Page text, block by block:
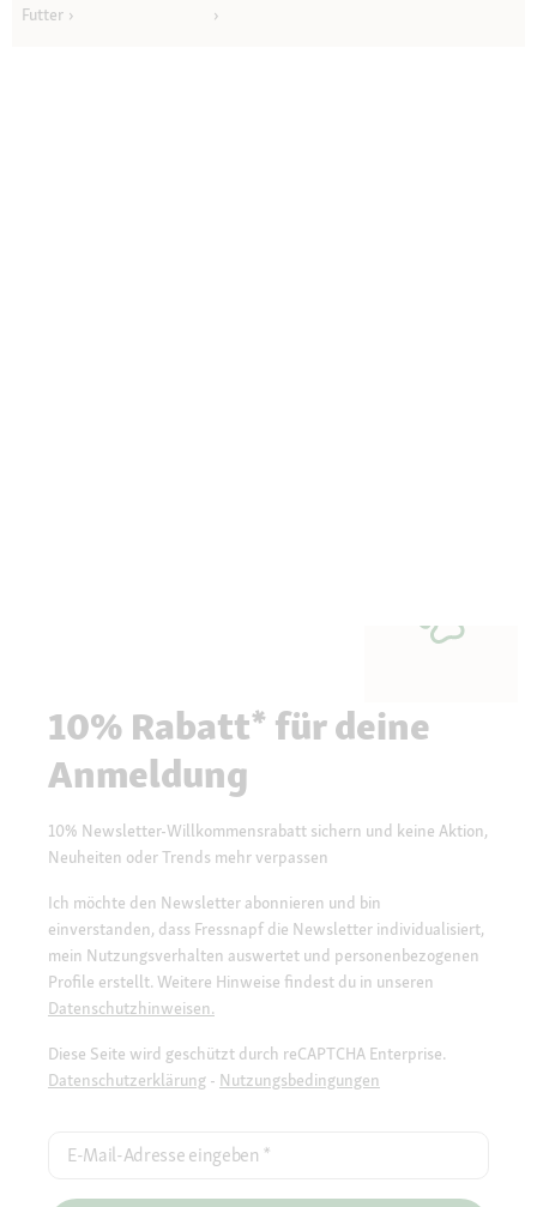
Futter
10% Rabatt* für deine
Anmeldung
10% Newsletter-Willkommensrabatt sichern und keine Aktion,
Neuheiten oder Trends mehr verpassen
Ich möchte den Newsletter abonnieren und bin
einverstanden, dass Fressnapf die Newsletter individualisiert,
mein Nutzungsverhalten auswertet und personenbezogenen
Profile erstellt. Weitere Hinweise findest du in unseren
Datenschutzhinweisen.
Diese Seite wird geschützt durch reCAPTCHA Enterprise.
Datenschutzerklärung - Nutzungsbedingungen
E-Mail-Adresse eingeben *